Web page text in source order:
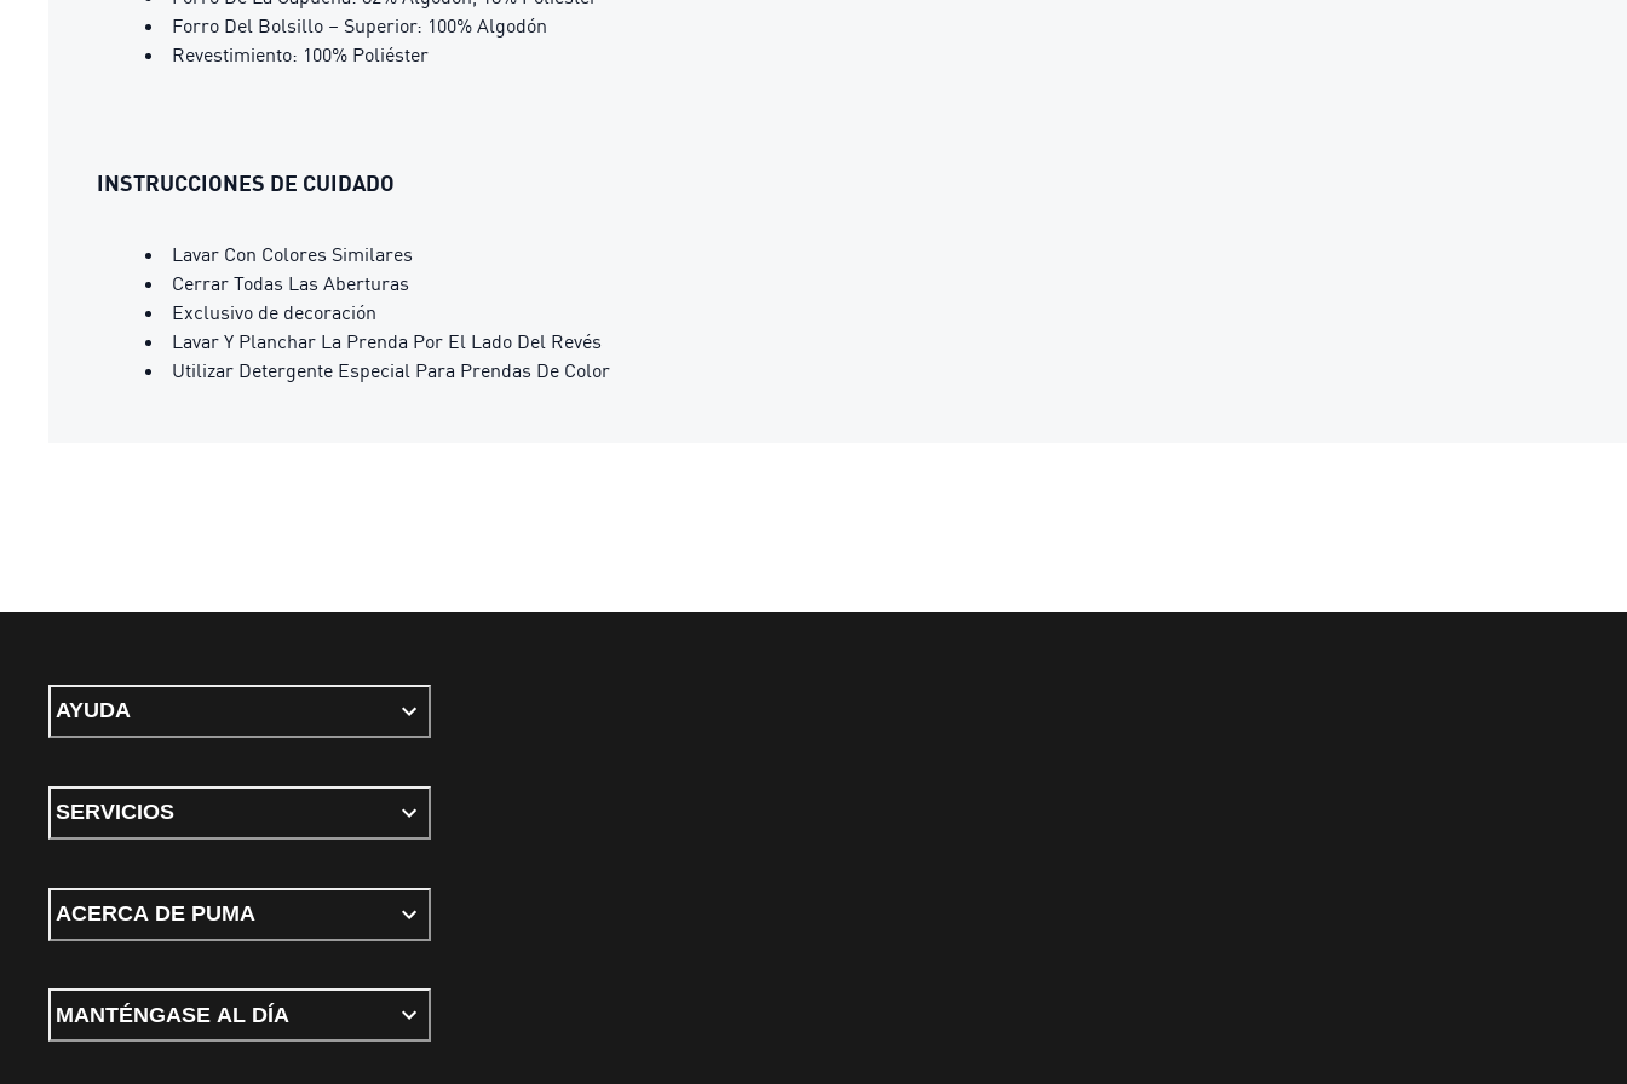
Forro Del Bolsillo – Superior: 100% Algodón
Revestimiento: 100% Poliéster
INSTRUCCIONES DE CUIDADO
Lavar Con Colores Similares
Cerrar Todas Las Aberturas
Exclusivo de decoración
Lavar Y Planchar La Prenda Por El Lado Del Revés
Utilizar Detergente Especial Para Prendas De Color
AYUDA
SERVICIOS
ACERCA DE PUMA
MANTÉNGASE AL DÍA